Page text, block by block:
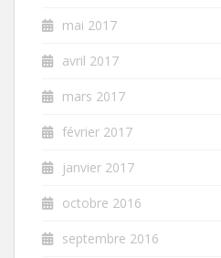
mai 2017
avril 2017
mars 2017
février 2017
janvier 2017
octobre 2016
septembre 2016